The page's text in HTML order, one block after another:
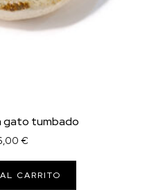
gato tumbado
€
CARRITO